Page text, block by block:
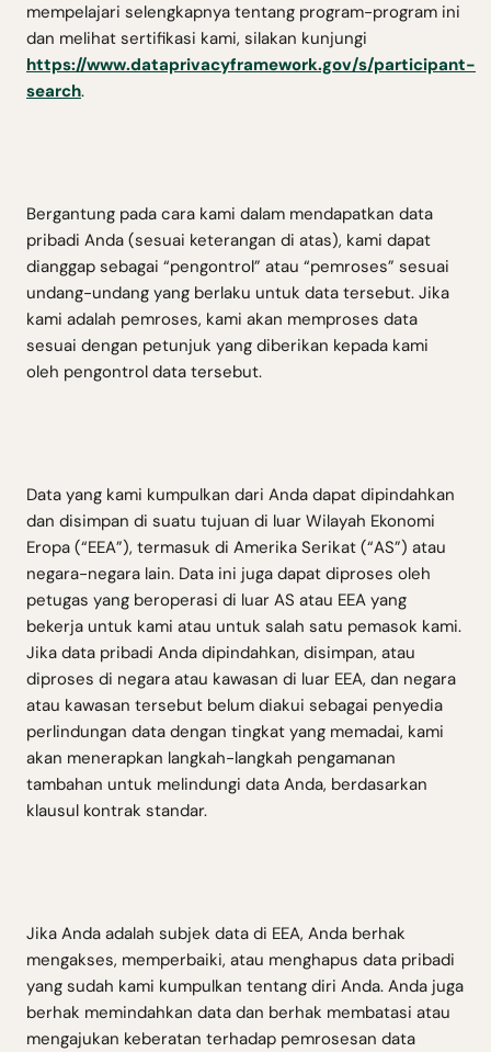
mempelajari selengkapnya tentang program-program ini
dan melihat sertifikasi kami, silakan kunjungi
https://www.dataprivacyframework.gov/s/participant-
search.
Bergantung pada cara kami dalam mendapatkan data
pribadi Anda (sesuai keterangan di atas), kami dapat
dianggap sebagai “pengontrol” atau “pemroses” sesuai
undang-undang yang berlaku untuk data tersebut. Jika
kami adalah pemroses, kami akan memproses data
sesuai dengan petunjuk yang diberikan kepada kami
oleh pengontrol data tersebut.
Data yang kami kumpulkan dari Anda dapat dipindahkan
dan disimpan di suatu tujuan di luar Wilayah Ekonomi
Eropa (“EEA”), termasuk di Amerika Serikat (“AS”) atau
negara-negara lain. Data ini juga dapat diproses oleh
petugas yang beroperasi di luar AS atau EEA yang
bekerja untuk kami atau untuk salah satu pemasok kami.
Jika data pribadi Anda dipindahkan, disimpan, atau
diproses di negara atau kawasan di luar EEA, dan negara
atau kawasan tersebut belum diakui sebagai penyedia
perlindungan data dengan tingkat yang memadai, kami
akan menerapkan langkah-langkah pengamanan
tambahan untuk melindungi data Anda, berdasarkan
klausul kontrak standar.
Jika Anda adalah subjek data di EEA, Anda berhak
mengakses, memperbaiki, atau menghapus data pribadi
yang sudah kami kumpulkan tentang diri Anda. Anda juga
berhak memindahkan data dan berhak membatasi atau
mengajukan keberatan terhadap pemrosesan data